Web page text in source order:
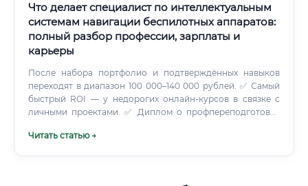
Что делает специалист по интеллектуальным
системам навигации беспилотных аппаратов:
полный разбор профессии, зарплаты и
карьеры
После набора портфолио и подтверждённых навыков
переходят в диапазон 100 000–140 000 рублей. ✅ Самый
быстрый ROI — у недорогих онлайн-курсов в связке с
личными проектами. ✅ Диплом о профпереподготовке
Читать статью →